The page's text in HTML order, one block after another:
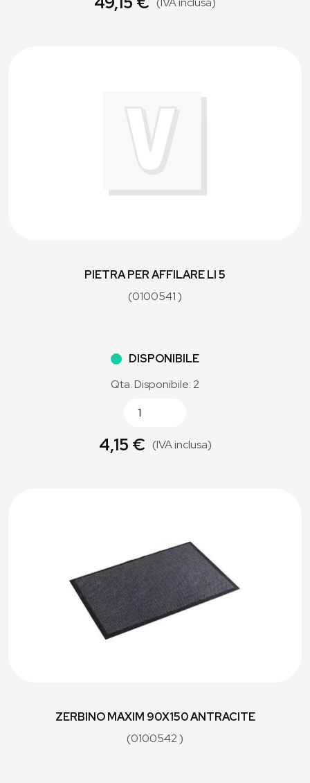
PIETRA PER AFFILARE LI 5
(0100541 )
DISPONIBILE
Qta. Disponibile: 2
4,15 € (IVA inclusa)
ZERBINO MAXIM 90X150 ANTRACITE
(0100542 )